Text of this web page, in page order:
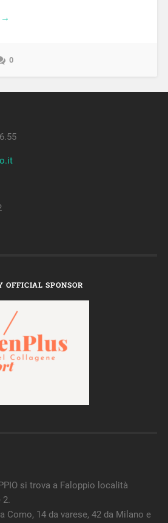
→
0
SPONSOR
si trova a Faloppio località
2.
Como, 14 da varese, 42 da Milano e